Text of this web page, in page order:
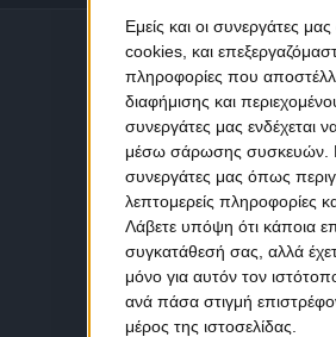
Εμείς και οι συνεργάτες
cookies, και
πληροφορίες που
διαφήμισης και
συνεργάτες μας ενδέχεται
μέσω σάρωσης συσκευών.
συνεργάτες μας όπως
λεπτομερείς πληροφορίες
Λάβετε υπόψη ότι κάποια
συγκατάθεσή σας, αλλά
μόνο για αυτόν τον
ανά πάσα στιγμή
μέρος της ιστοσελίδας.